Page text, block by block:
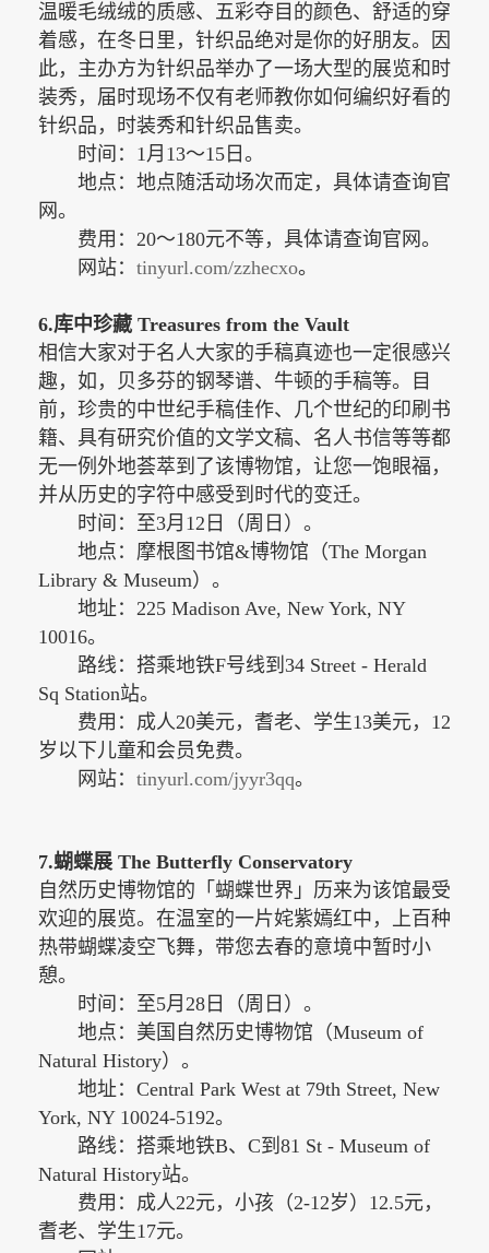
温暖毛绒绒的质感、五彩夺目的颜色、舒适的穿
着感，在冬日里，针织品绝对是你的好朋友。因
此，主办方为针织品举办了一场大型的展览和时
装秀，届时现场不仅有老师教你如何编织好看的
针织品，时装秀和针织品售卖。
时间： 1月13～15日。
地点：地点随活动场次而定，具体请查询官
网。
费用： 20～180元不等，具体请查询官网。
网站： tinyurl.com/zzhecxo。
6.库中珍藏 Treasures from the Vault
相信大家对于名人大家的手稿真迹也一定很感兴
趣，如，贝多芬的钢琴谱、牛顿的手稿等。目
前，珍贵的中世纪手稿佳作、几个世纪的印刷书
籍、具有研究价值的文学文稿、名人书信等等都
无一例外地荟萃到了该博物馆，让您一饱眼福，
并从历史的字符中感受到时代的变迁。
时间：至3月12日（周日）。
地点：摩根图书馆&博物馆（The Morgan
Library & Museum）。
地址： 225 Madison Ave, New York, NY
10016。
路线：搭乘地铁F号线到34 Street - Herald
Sq Station站。
费用：成人20美元，耆老、学生13美元，12
岁以下儿童和会员免费。
网站： tinyurl.com/jyyr3qq。
7.蝴蝶展 The Butterfly Conservatory
自然历史博物馆的「蝴蝶世界」历来为该馆最受
欢迎的展览。在温室的一片姹紫嫣红中，上百种
热带蝴蝶凌空飞舞，带您去春的意境中暂时小
憩。
时间：至5月28日（周日）。
地点：美国自然历史博物馆（Museum of
Natural History）。
地址： Central Park West at 79th Street, New
York, NY 10024-5192。
路线：搭乘地铁B、C到81 St - Museum of
Natural History站。
费用：成人22元，小孩（2-12岁）12.5元，
耆老、学生17元。